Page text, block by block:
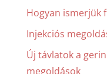
Hogyan ismerjük
Injekciós
Új távlatok a
megoldások